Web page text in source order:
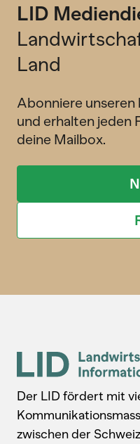
LID
Land
Abonniere
und erhalten jeden
deine Mailbox.
Der LID fördert mit
zwischen der